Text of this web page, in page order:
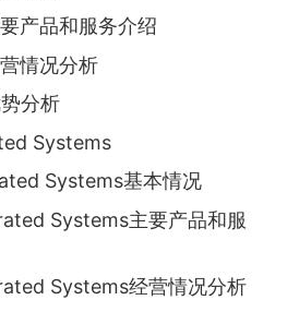
产品和服务介绍
情况分析
分析
Systems
Systems基本情况
Systems主要产品和服
Systems经营情况分析